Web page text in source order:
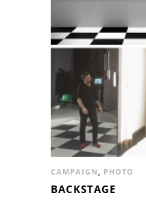
CAMPAIGN, PHOTO
BACKSTAGE